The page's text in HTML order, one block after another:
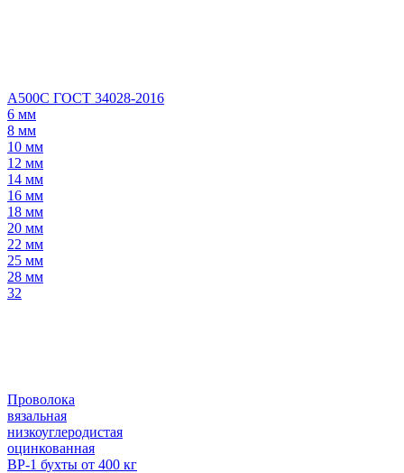
А500С ГОСТ 34028-2016
6 мм
8 мм
10 мм
12 мм
14 мм
16 мм
18 мм
20 мм
22 мм
25 мм
28 мм
32
Проволока
вязальная
низкоуглеродистая
оцинкованная
ВР-1 бухты от 400 кг